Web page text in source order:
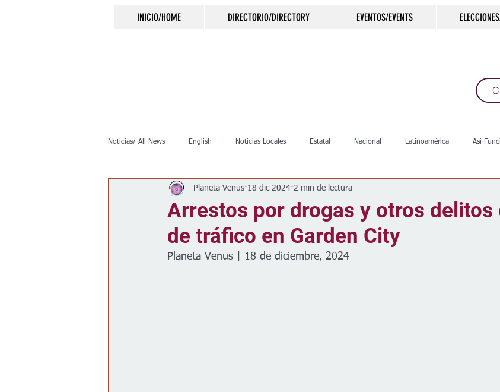
INICIO/HOME DIRECTORIO/DIRECTORY EVENTOS/EVENTS
Noticias/ All News English Noticias Locales Estatal Nacional Latinoamérica Así
Inmigración Crimen Negocios Salud Arte & Cultura
Clima Vivienda Escuelas Calles Desamparados
Arrestos por drogas y otros delitos
de tráfico en Garden City
Planeta Venus 18 dic 2024 2 min de lectura
Planeta Venus | 18 de diciembre, 2024